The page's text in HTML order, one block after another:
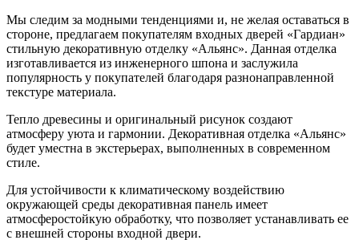
Мы следим за модными тенденциями и, не желая оставаться в
стороне, предлагаем покупателям входных дверей «Гардиан»
стильную декоративную отделку «Альянс». Данная отделка
изготавливается из инженерного шпона и заслужила
популярность у покупателей благодаря разнонаправленной
текстуре материала.
Тепло древесины и оригинальный рисунок создают
атмосферу уюта и гармонии. Декоративная отделка «Альянс»
будет уместна в экстерьерах, выполненных в современном
стиле.
Для устойчивости к климатическому воздействию
окружающей среды декоративная панель имеет
атмосферостойкую обработку, что позволяет устанавливать ее
с внешней стороны входной двери.